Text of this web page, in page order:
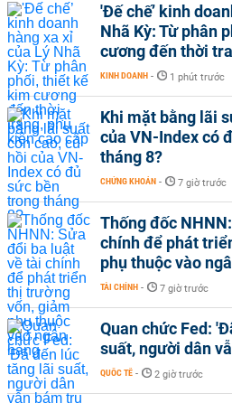
'Đế chế’ kinh
Nhã Kỳ: Từ phân
cương đến thời
KINH DOANH - 1 phút trước
Khi mặt bằng lãi
của VN-Index có
tháng 8?
CHỨNG KHOÁN - 7 giờ trước
Thống đốc
chính để phát
phụ thuộc vào
TÀI CHÍNH - 7 giờ trước
Quan chức Fed:
suất, người dân
QUỐC TẾ - 2 giờ trước